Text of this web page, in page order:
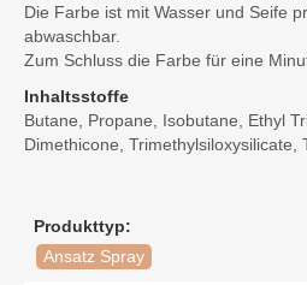
Die Farbe ist mit Wasser und Seife
abwaschbar.
Zum Schluss die Farbe für eine
Inhaltsstoffe
Butane, Propane, Isobutane, Ethyl
Dimethicone, Trimethylsiloxysilicate,
Produkttyp:
Ansatz Spray